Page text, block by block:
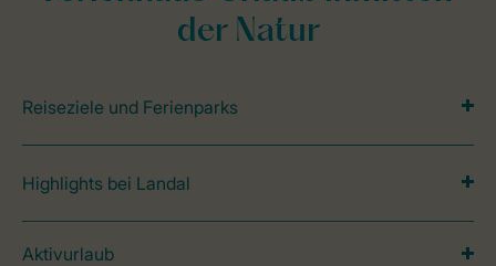
der Natur
Reiseziele und Ferienparks
Highlights bei Landal
Aktivurlaub